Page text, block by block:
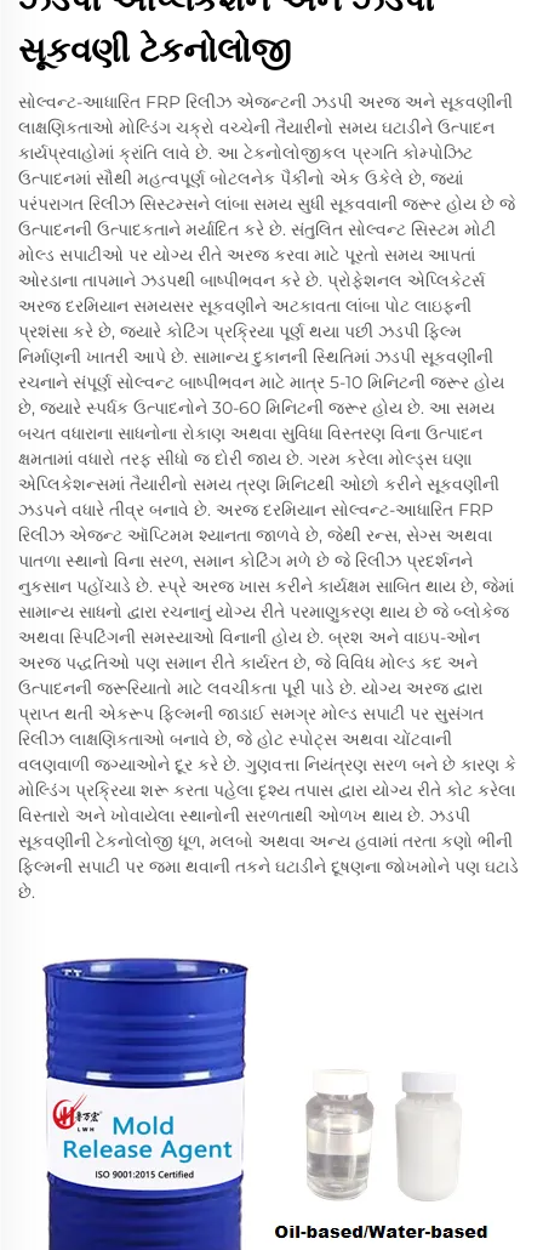
સૂકવણી ટેકનોલોજી
સોલ્વન્ટ-આધારિત FRP રિલીઝ એજન્ટની ઝડપી અરજ અને સૂકવણીની
લાક્ષણિકતાઓ મોલ્ડિંગ ચક્રો વચ્ચેની તૈયારીનો સમય ઘટાડીને ઉત્પાદન
કાર્યપ્રવાહોમાં ક્રાંતિ લાવે છે. આ ટેકનોલોજીકલ પ્રગતિ કોમ્પોઝિટ
ઉત્પાદનમાં સૌથી મહત્વપૂર્ણ બોટલનેક પૈકીનો એક ઉકેલે છે, જ્યાં
પરંપરાગત રિલીઝ સિસ્ટમ્સને લાંબા સમય સુધી સૂકવવાની જરૂર હોય છે જે
ઉત્પાદનની ઉત્પાદકતાને મર્યાદિત કરે છે. સંતુલિત સોલ્વન્ટ સિસ્ટમ મોટી
મોલ્ડ સપાટીઓ પર યોગ્ય રીતે અરજ કરવા માટે પૂરતો સમય આપતાં
ઓરડાના તાપમાને ઝડપથી બાષ્પીભવન કરે છે. પ્રોફેશનલ એપ્લિકેટર્સ
અરજ દરમિયાન સમયસર સૂકવણીને અટકાવતા લાંબા પોટ લાઇફની
પ્રશંસા કરે છે, જ્યારે કોટિંગ પ્રક્રિયા પૂર્ણ થયા પછી ઝડપી ફિલ્મ
નિર્માણની ખાતરી આપે છે. સામાન્ય દુકાનની સ્થિતિમાં ઝડપી સૂકવણીની
રચનાને સંપૂર્ણ સોલ્વન્ટ બાષ્પીભવન માટે માત્ર 5-10 મિનિટની જરૂર હોય
છે, જ્યારે સ્પર્ધક ઉત્પાદનોને 30-60 મિનિટની જરૂર હોય છે. આ સમય
બચત વધારાના સાધનોના રોકાણ અથવા સુવિધા વિસ્તરણ વિના ઉત્પાદન
ક્ષમતામાં વધારો તરફ સીધો જ દોરી જાય છે. ગરમ કરેલા મોલ્ડ્સ ઘણા
એપ્લિકેશન્સમાં તૈયારીનો સમય ત્રણ મિનિટથી ઓછો કરીને સૂકવણીની
ઝડપને વધારે તીવ્ર બનાવે છે. અરજ દરમિયાન સોલ્વન્ટ-આધારિત FRP
રિલીઝ એજન્ટ ઑપ્ટિમમ શ્યાનતા જાળવે છે, જેથી રન્સ, સેગ્સ અથવા
પાતળા સ્થાનો વિના સરળ, સમાન કોટિંગ મળે છે જે રિલીઝ પ્રદર્શનને
નુકસાન પહોંચાડે છે. સ્પ્રે અરજ ખાસ કરીને કાર્યક્ષમ સાબિત થાય છે, જેમાં
સામાન્ય સાધનો દ્વારા રચનાનું યોગ્ય રીતે પરમાણુકરણ થાય છે જે બ્લોકેજ
અથવા સ્પિટિંગની સમસ્યાઓ વિનાની હોય છે. બ્રશ અને વાઇપ-ઓન
અરજ પદ્ધતિઓ પણ સમાન રીતે કાર્યરત છે, જે વિવિધ મોલ્ડ કદ અને
ઉત્પાદનની જરૂરિયાતો માટે લવચીકતા પૂરી પાડે છે. યોગ્ય અરજ દ્વારા
પ્રાપ્ત થતી એકરૂપ ફિલ્મની જાડાઈ સમગ્ર મોલ્ડ સપાટી પર સુસંગત
રિલીઝ લાક્ષણિકતાઓ બનાવે છે, જે હોટ સ્પોટ્સ અથવા ચોંટવાની
વલણવાળી જગ્યાઓને દૂર કરે છે. ગુણવત્તા નિયંત્રણ સરળ બને છે કારણ કે
મોલ્ડિંગ પ્રક્રિયા શરૂ કરતા પહેલા દૃશ્ય તપાસ દ્વારા યોગ્ય રીતે કોટ કરેલા
વિસ્તારો અને ખોવાયેલા સ્થાનોની સરળતાથી ઓળખ થાય છે. ઝડપી
સૂકવણીની ટેકનોલોજી ધૂળ, મલબો અથવા અન્ય હવામાં તરતા કણો ભીની
ફિલ્મની સપાટી પર જમા થવાની તકને ઘટાડીને દૂષણના જોખમોને પણ ઘટાડે
છે.